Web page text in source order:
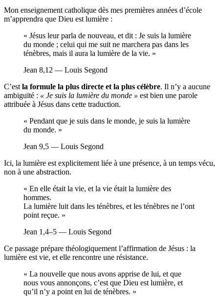
Mon enseignement catholique dès mes premières années d’école
m’apprendra que Dieu est lumière :
« Jésus leur parla de nouveau, et dit : Je suis la lumière
du monde ; celui qui me suit ne marchera pas dans les
ténèbres, mais il aura la lumière de la vie. »
Jean 8,12 — Louis Segond
C’estla formule la plus directe et la plus célèbre. Il n’y a aucune
ambiguïté : « Je suis la lumière du monde » est bien une parole
attribuée à Jésus dans cette traduction.
« Pendant que je suis dans le monde, je suis la lumière
du monde. »
Jean 9,5 — Louis Segond
Ici, la lumière est explicitement liée à une présence, à un temps vécu,
non à une abstraction.
« En elle était la vie, et la vie était la lumière des
hommes.
La lumière luit dans les ténèbres, et les ténèbres ne l’ont
point reçue. »
Jean 1,4–5 — Louis Segond
Ce passage prépare théologiquement l’affirmation de Jésus : la
lumière est vie, et elle rencontre une résistance.
« La nouvelle que nous avons apprise de lui, et que
nous vous annonçons, c’est que Dieu est lumière, et
qu’il n’y a point en lui de ténèbres. »